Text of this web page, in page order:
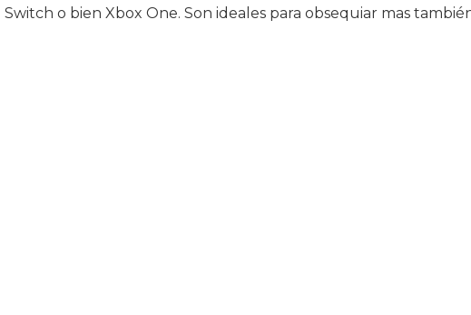
o bien Xbox One. Son ideales para obsequiar mas